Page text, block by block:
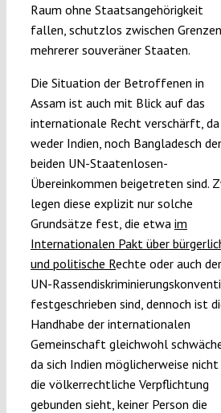
Raum ohne Staatsangehörigkeit
fallen, schutzlos zwischen Grenzen
mehrerer souveräner Staaten.
Die Situation der Betroffenen in
Assam ist auch mit Blick auf das
internationale Recht verschärft, da
weder Indien, noch Bangladesch
beiden UN-Staatenlosen-
Übereinkommen beigetreten sind.
legen diese explizit nur solche
Grundsätze fest, die etwa im
Internationalen Pakt über
und politische Rechte oder auch der
UN-
festgeschrieben sind, dennoch ist
Handhabe der internationalen
Gemeinschaft gleichwohl
da sich Indien möglicherweise nicht
die völkerrechtliche Verpflichtung
gebunden sieht, keiner Person die